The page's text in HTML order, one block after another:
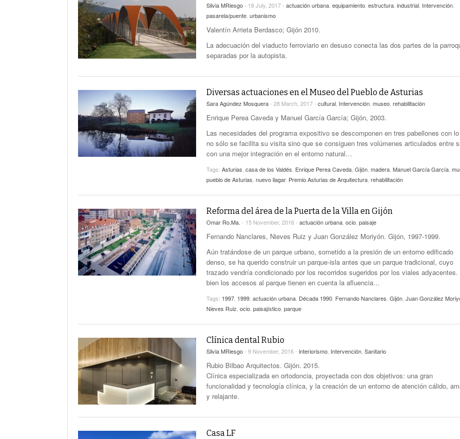
Silvia MRiesgo- 18 July, 2017 - actuación urbana equipamiento estructura industrial Intervención
pasarela/puente urbanismo
Valentín Arrieta Berdasco; Gijón 2010.
La adecuación del viaducto ferroviario en desuso conecta las dos partes de la
separadas por la autopista.
Diversas actuaciones en el Museo del Pueblo de Asturias
Sara Agúndez Mosquera- 28 March, 2017 - cultural Intervención museo rehabilitación
Enrique Perea Caveda y Manuel García García; Gijón, 2003.
Las necesidades del programa expositivo se descomponen en tres pabellones con
no sólo se facilita su visita sino que se consiguen tres volúmenes articulados entre
con una mejor integración en el entorno natural…
Tags: Asturias casa de los Valdés Enrique Perea Caveda Gijón madera Manuel García García
pueblo de Asturias nuevo llagar, Premio Asturias de Arquitectura rehabilitación
Reforma del área de la Puerta de la Villa en Gijón
Omar Ro.Ma. - 15 November, 2016 - actuación urbana ocio paisaje
Fernando Nanclares, Nieves Ruiz y Juan González Moriyón. Gijón, 1997-1999.
Aún tratándose de un parque urbano, sometido a la presión de un entorno edificado
denso, se ha querido construir un parque-isla antes que un parque tradicional, cuyo
trazado vendría condicionado por los recorridos sugeridos por los viales adyacentes.
bien los accesos al parque tienen en cuenta la afluencia…
Tags: 1997 1999 actuación urbana Década 1990 Fernando Nanclares Gijón Juan González
Nieves Ruiz ocio paisajístico parque
Clínica dental Rubio
Silvia MRiesgo- 9 November, 2016 - interiorismo Intervención Sanitario
Rubio Bilbao Arquitectos. Gijón. 2015.
Clínica especializada en ortodoncia, proyectada con dos objetivos: una gran
funcionalidad y tecnología clínica, y la creación de un entorno de atención cálido,
y relajante.
Casa LF